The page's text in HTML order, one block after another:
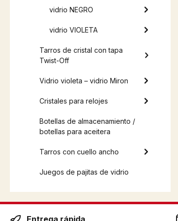
vidrio NEGRO
vidrio VIOLETA
Tarros de cristal con tapa
Twist-Off
Vidrio violeta – vidrio Miron
Cristales para relojes
Botellas de almacenamiento /
botellas para aceitera
Tarros con cuello ancho
Juegos de pajitas de vidrio
Entrega rápida